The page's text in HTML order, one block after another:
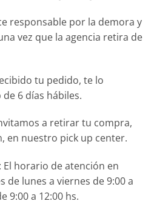
responsable por la demora y
vez que la agencia retira de
tu pedido, te lo
6 días hábiles.
invitamos a retirar tu compra,
en nuestro pick up center.
El horario de atención en
de lunes a viernes de 9:00 a
9:00 a 12:00 hs.